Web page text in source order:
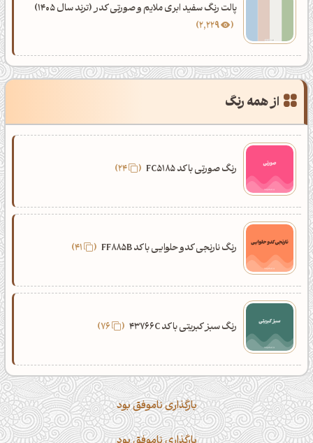
پالت رنگ سفید ابری ملایم و صورتی کدر (ترند سال 1405)
2,229
از همه رنگ
رنگ صورتی با کد FC5185 24
رنگ نارنجی کدو حلوایی با کد FF885B
رنگ سبز کبریتی با کد 43766C
بارگذاری ناموفق بود